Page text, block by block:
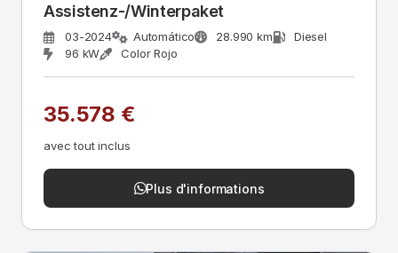
Assistenz-/Winterpaket
03-2024 Automático 28.990 km
Diesel
96 kW
Color Rojo
35.578 €
avec tout inclus
Plus d'informations